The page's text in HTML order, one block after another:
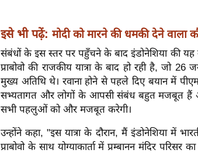
इसे भी पढ़ें: मोदी को मारने की धमकी देने वाला
संबंधों के इस स्तर पर पहुँचने के बाद इंडोनेशिया की यह
प्राबोवो की राजकीय यात्रा के बाद हो रही है, जो
मुख्य अतिथि थे। रवाना होने से पहले दिए बयान में
सभ्यतागत और लोगों के आपसी संबंध बहुत मजबूत हैं
सभी पहलुओं को और मजबूत करेगी।
उन्होंने कहा, "इस यात्रा के दौरान, मैं इंडोनेशिया में
प्राबोवो के साथ योग्याकार्ता में प्रम्बानन मंदिर